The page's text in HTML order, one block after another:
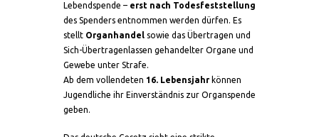
Lebendspende – erst nach Todesfeststellung
des Spenders entnommen werden dürfen. Es
stellt Organhandel sowie das Übertragen und
Sich-Übertragenlassen gehandelter Organe und
Gewebe unter Strafe.
Ab dem vollendeten 16. Lebensjahr können
Jugendliche ihr Einverständnis zur Organspende
geben.